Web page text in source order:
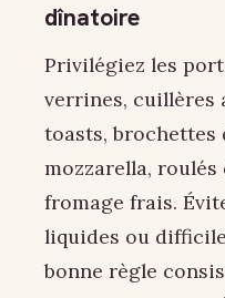
dînatoire
Privilégiez les
verrines, cuillères
toasts, brochettes
mozzarella,
fromage frais.
liquides ou
bonne règle